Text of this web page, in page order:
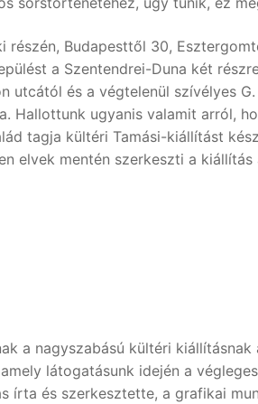
részén, Budapesttől 30,
a Szentendrei-Duna két
és a végtelenül szívélyes
Hallottunk ugyanis valamit arról,
tagja kültéri Tamási-kiállítást
elvek mentén szerkeszti a
a nagyszabású kültéri
látogatásunk idején a
írta és szerkesztette, a grafikai